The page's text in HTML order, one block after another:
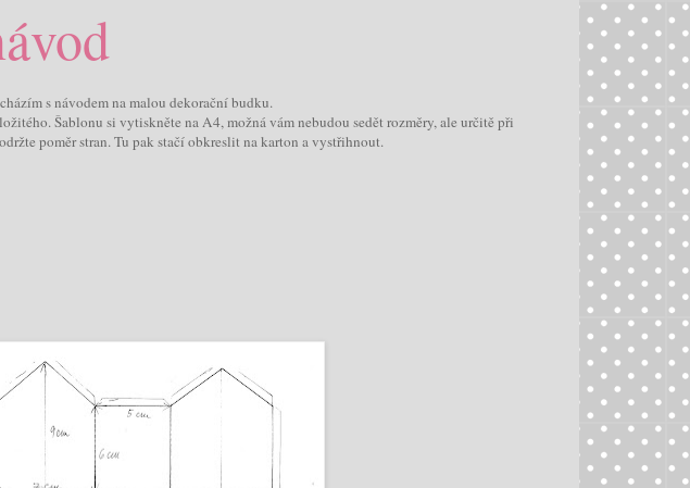
s návodem na malou dekorační budku.
Šablonu si vytiskněte na A4, možná vám nebudou sedět rozměry, ale určitě při
poměr stran.Tu pak stačí obkreslit na karton a vystřihnout.